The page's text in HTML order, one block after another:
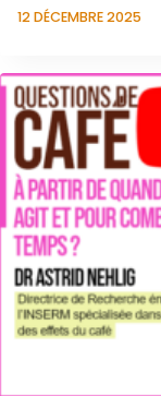
12 DÉCEMBRE 2025